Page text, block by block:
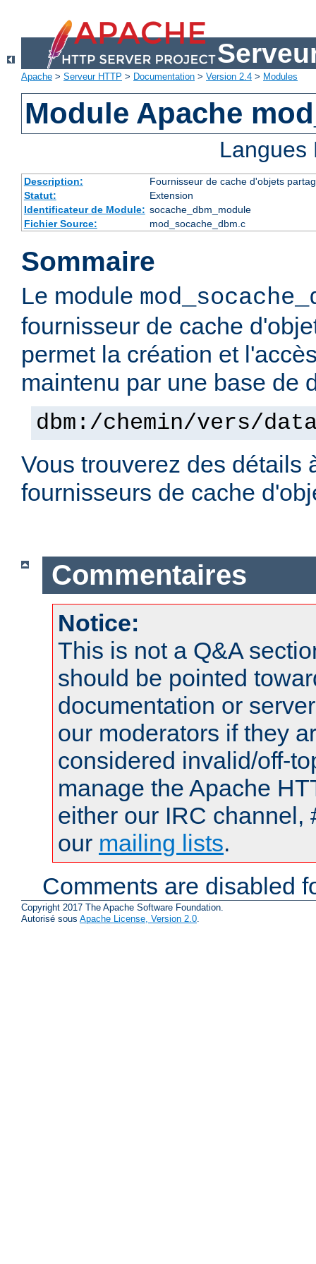
Apache > Serveur HTTP > Documentation > Version 2.4 > Modules
Module Apache
Description:
Fournisseur de cache d'objets
Statut:
Extension
Identificateur de Module: socache_dbm_module
Fichier Source:
mod_socache_dbm.c
Sommaire
Le module
fournisseur de cache
permet la création et
maintenu par une base de
dbm:/chemin/vers/
Vous trouverez des détails
fournisseurs de cache
Commentaires
Notice:
This is not a Q&A
should be pointed
documentation or
our moderators if they
considered invalid/off-
manage the Apache
either our IRC channel,
our mailing lists.
Comments are disabled
Copyright 2017 The Apache Software Foundation.
Autorisé sous Apache License, Version 2.0.